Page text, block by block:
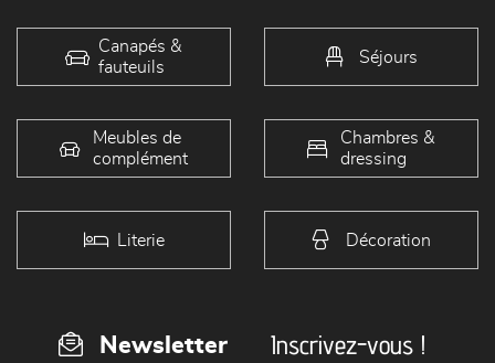
Canapés &
fauteuils
Séjours
Meubles de
complément
Chambres &
dressing
Literie Décoration
Newsletter Inscrivez-vous !